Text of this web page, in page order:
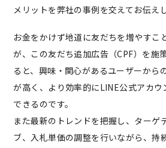
メリットを弊社の事例を交えてお伝え
お金をかけず地道に友だちを増やすこ
が、この友だち追加広告（CPF）を施
ると、興味・関心があるユーザーから
が高く、より効率的にLINE公式アカ
できるのです。
また最新のトレンドを把握し、ターゲ
ブ、入札単価の調整を行いながら、持